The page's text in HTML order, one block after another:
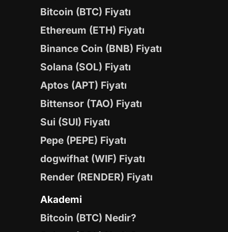
Bitcoin (BTC) Fiyatı
Ethereum (ETH) Fiyatı
Binance Coin (BNB) Fiyatı
Solana (SOL) Fiyatı
Aptos (APT) Fiyatı
Bittensor (TAO) Fiyatı
Sui (SUI) Fiyatı
Pepe (PEPE) Fiyatı
dogwifhat (WIF) Fiyatı
Render (RENDER) Fiyatı
Akademi
Bitcoin (BTC) Nedir?